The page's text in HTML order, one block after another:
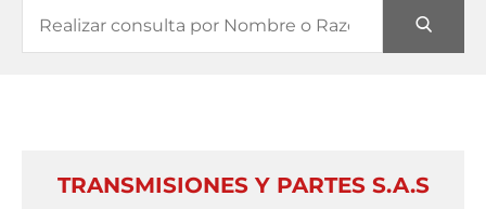
TRANSMISIONES Y PARTES S.A.S